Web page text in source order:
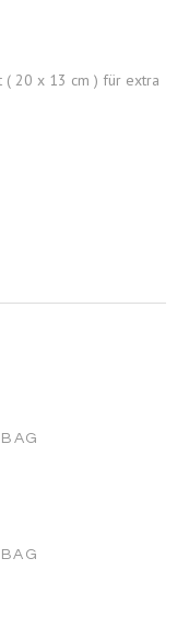
( 20 x 13 cm ) für extra